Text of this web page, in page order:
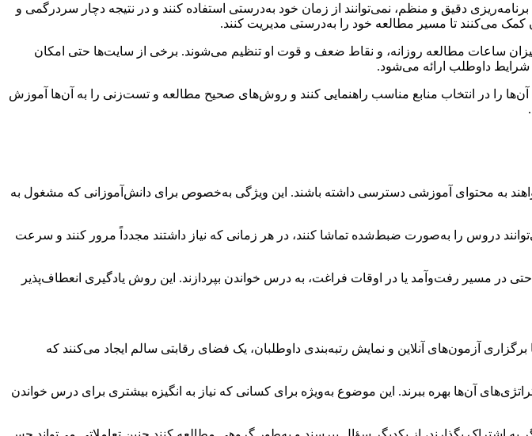
دقیق و منظم، نمی‌توانند از زمان خود به‌درستی استفاده کنند و در نتیجه دچار سردرگمی و
می‌کنند تا مسیر مطالعه خود را به‌درستی مدیریت کنند.
ساعات مطالعه روزانه، و نقاط ضعف و قوت او تنظیم می‌شوند. برخی از سایت‌ها حتی امکان
شرایط داوطلب ارائه می‌شود.
آن‌ها را در انتخاب منابع مناسب راهنمایی کنند و روش‌های صحیح مطالعه و تست‌زنی را به آن‌ها آموزش
به محتوای آموزشی دسترسی داشته باشند. این ویژگی به‌خصوص برای دانش‌آموزانی که مشغول به
دروس را به‌صورت ضبط‌شده تماشا کنند، در هر زمانی که نیاز داشتند مجدداً مرور کنند و سرعت
حتی در مسیر رفت‌وآمد یا در اوقات فراغت، به درس خواندن بپردازند. این روش یادگیری انعطاف‌پذیر
آزمون‌های آنلاین و نمایش رتبه‌بندی داوطلبان، یک فضای رقابتی سالم ایجاد می‌کنند که
آن‌ها بهره ببرند. این موضوع به‌ویژه برای کسانی که نیاز به انگیزه بیشتری برای درس خواندن